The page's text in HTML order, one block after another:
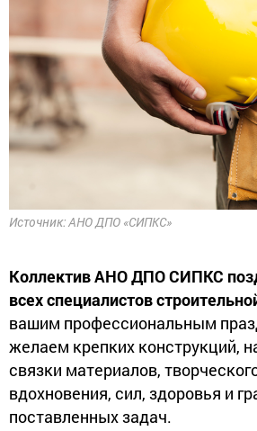
Источник: АНО ДПО «СИПКС»
Коллектив АНО ДПО СИПКС
всех специалистов
вашим профессиональным
желаем крепких конструкций,
связки материалов,
вдохновения, сил, здоровья и
поставленных задач.